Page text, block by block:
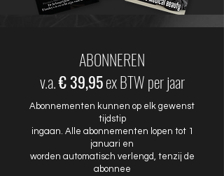
ABONNEREN
v.a.€ 39,95ex BTW per jaar
Abonnementen kunnen op elk gewenst
tijdstip
ingaan. Alle abonnementen lopen tot 1
januari en
worden automatisch verlengd, tenzij de
abonnee